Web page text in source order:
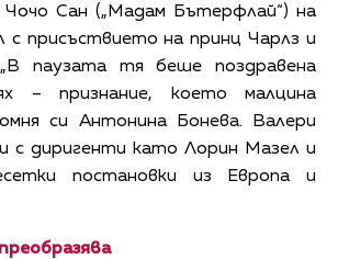
Чочо Сан („Мадам Бътерфлай“) на
с присъствието на принц Чарлз и
паузата тя беше поздравена
– признание, което малцина
си Антонина Бонева. Валери
с диригенти като Лорин Мазел и
постановки из Европа и